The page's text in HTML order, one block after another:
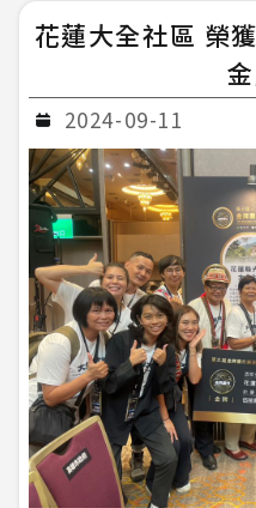
花蓮大全社區 榮
2024-09-11